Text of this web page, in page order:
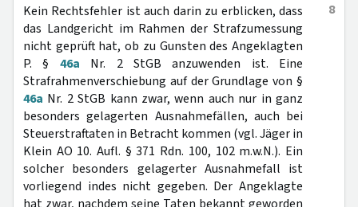
8
Kein Rechtsfehler ist auch darin zu erblicken, dass
das Landgericht im Rahmen der Strafzumessung
nicht geprüft hat, ob zu Gunsten des Angeklagten
P. § 46a Nr. 2 StGB anzuwenden ist. Eine
Strafrahmenverschiebung auf der Grundlage von §
46a Nr. 2 StGB kann zwar, wenn auch nur in ganz
besonders gelagerten Ausnahmefällen, auch bei
Steuerstraftaten in Betracht kommen (vgl. Jäger in
Klein AO 10. Aufl. § 371 Rdn. 100, 102 m.w.N.). Ein
solcher besonders gelagerter Ausnahmefall ist
vorliegend indes nicht gegeben. Der Angeklagte